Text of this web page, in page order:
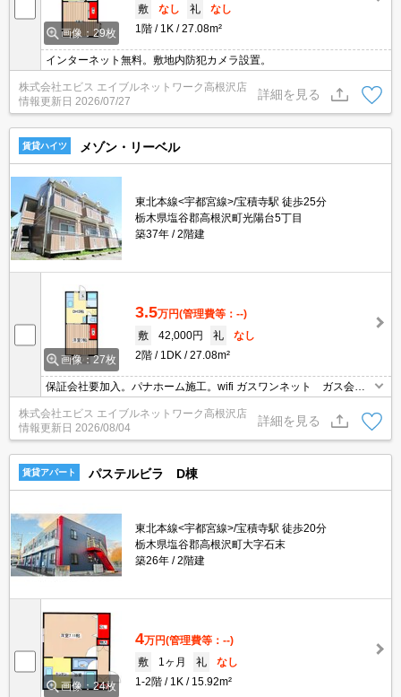
画像：29枚
敷
なし 礼
なし
1階
1K 27.08m²
インターネット無料。敷地内防犯カメラ設置。
株式会社エビス エイブルネットワーク高根沢店
情報更新日 2026/07/27
詳細を見る
賃貸ハイツ メゾン・リーベル
東北本線<宇都宮線>/宝積寺駅 徒歩25分
栃木県塩谷郡高根沢町光陽台5丁目
築37年
2階建
画像：27枚
3.5万円(管理費等：--)
敷
42,000円 礼
なし
2階
1DK 27.08m²
保証会社要加入。パナホーム施工。wifi ガスワンネット ガス会社
のインターネット会社
株式会社エビス エイブルネットワーク高根沢店
情報更新日 2026/08/04
詳細を見る
賃貸アパート パステルビラ D棟
東北本線<宇都宮線>/宝積寺駅 徒歩20分
栃木県塩谷郡高根沢町大字石末
築26年
2階建
画像：24枚
4万円(管理費等：--)
敷
1ヶ月 礼
なし
1-2階
1K 15.92m²